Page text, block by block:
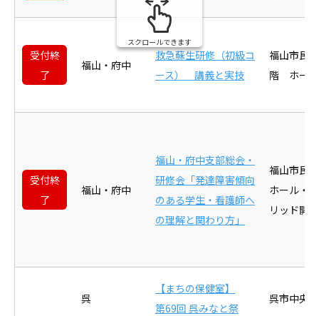
受付終
了
福山・府中
救急蘇生研修（初級コ
ース） 講義と実技
福山市民
階 ホー
受付終
了
福山・府中
福山・府中支部総会・
研修会「発達障害傾向
のある学生・看護師へ
の理解と関わり方」
福山市民
ホール・
リッド開
呉
【まちの保健室】
第69回 呉みなと祭
呉市中央
スクロールできます